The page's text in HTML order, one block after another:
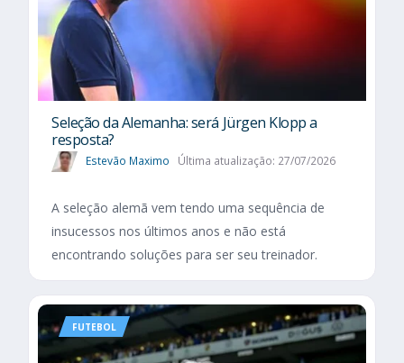
Seleção da Alemanha: será Jürgen Klopp a
resposta?
Estevão Maximo Última atualização: 27/07/2026
A seleção alemã vem tendo uma sequência de
insucessos nos últimos anos e não está
encontrando soluções para ser seu treinador.
FUTEBOL